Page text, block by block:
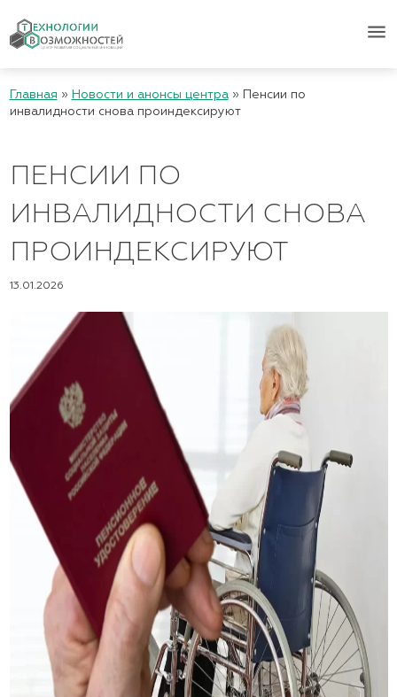
menu
Главная » Новости и анонсы центра»
Пенсии по
инвалидности снова проиндексируют
ПЕНСИИ ПО
ИНВАЛИДНОСТИ СНОВА
ПРОИНДЕКСИРУЮТ
13.01.2026